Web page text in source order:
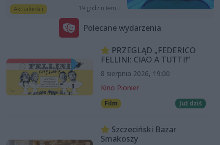
Aktualności 19 godzin temu
Polecane wydarzenia
PRZEGLĄD „FEDERICO
FELLINI: CIAO A TUTTI!”
8 sierpnia 2026, 19:00
Kino Pionier
Film Już dziś
Szczeciński Bazar
Smakoszy